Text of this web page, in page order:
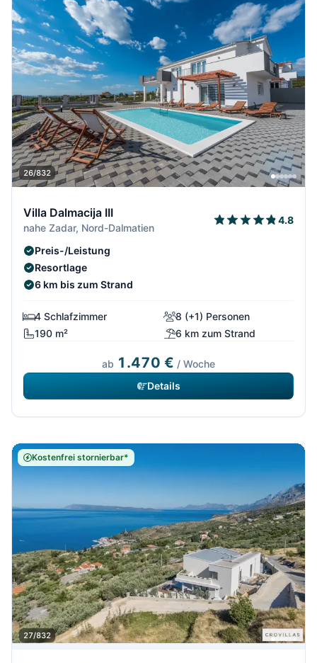
26/832
Villa Dalmacija III
nahe Zadar, Nord-Dalmatien
4.8
Preis-/Leistung
Resortlage
6 km bis zum Strand
4 Schlafzimmer
8 (+1) Personen
190 m²
6 km zum Strand
ab 1.470 € / Woche
Details
Kostenfrei stornierbar*
27/832